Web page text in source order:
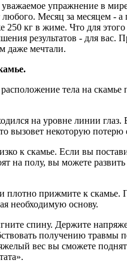
упражнение в
любого. Месяц за месяцем
250 кг в жиме. Что для
результатов - для вас.
даже мечтали.
тела на скамье
на уровне линии
вызовет некоторую
к скамье. Если вы
на полу, вы можете
плотно прижмите к
необходимую основу.
спину. Держите
получению травмы
вес вы сможете